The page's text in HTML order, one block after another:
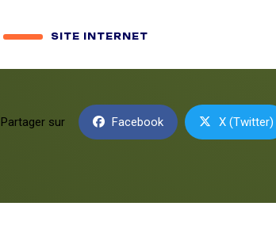
SITE INTERNET
Partager sur Facebook X (Twitter)